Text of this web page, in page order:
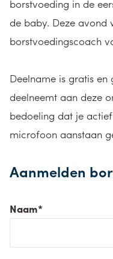
borstvoeding in de
de baby. Deze
borstvoedingscoach
Deelname is gratis en
deelneemt aan deze
bedoeling dat je
microfoon aanstaan
Aanmelden
Naam*